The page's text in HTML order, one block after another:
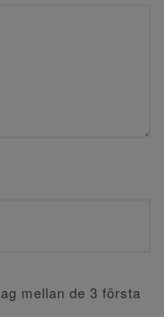
mellan de 3 första